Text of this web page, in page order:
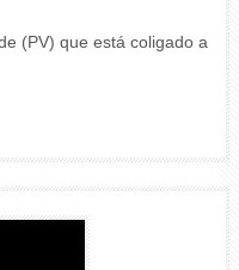
(PV) que está coligado a